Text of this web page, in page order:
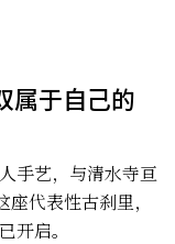
属于自己的
手艺，与清水寺亘
代表性古刹里，
开启。